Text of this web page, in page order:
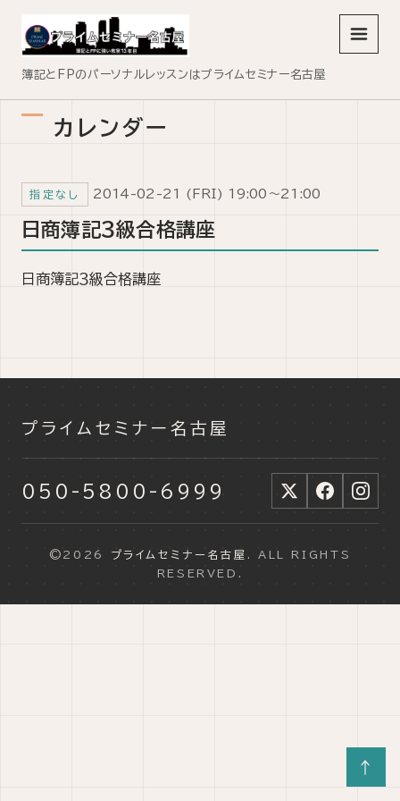
↑
簿記とFPのパーソナルレッスンはプライムセミナー名古屋
メニュ
カレンダー
指定なし 2014-02-21 (FRI) 19:00～21:00
日商簿記３級合格講座
日商簿記３級合格講座
プライムセミナー名古屋
050-5800-6999
©2026 プライムセミナー名古屋
. ALL RIGHTS
RESERVED.